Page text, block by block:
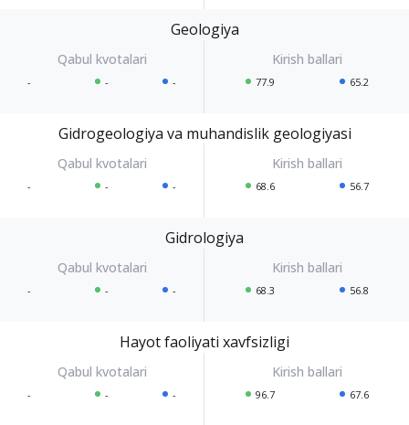
Geologiya
- - - 77.9 65.2
Gidrogeologiya va muhandislik geologiyasi
- - - 68.6 56.7
Gidrologiya
- - - 68.3 56.8
Hayot faoliyati xavfsizligi
- - - 96.7 67.6